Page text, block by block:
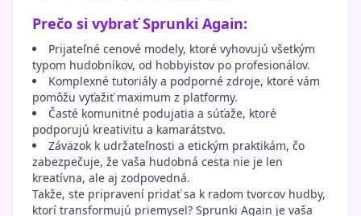
Prečo si vybrať Sprunki Again:
Prijateľné cenové modely, ktoré vyhovujú všetkým
typom hudobníkov, od hobbyistov po profesionálov.
Komplexné tutoriály a podporné zdroje, ktoré vám
pomôžu vyťažiť maximum z platformy.
Časté komunitné podujatia a súťaže, ktoré
podporujú kreativitu a kamarátstvo.
Záväzok k udržateľnosti a etickým praktikám, čo
zabezpečuje, že vaša hudobná cesta nie je len
kreatívna, ale aj zodpovedná.
Takže, ste pripravení pridať sa k radom tvorcov hudby,
ktorí transformujú priemysel? Sprunki Again je vaša